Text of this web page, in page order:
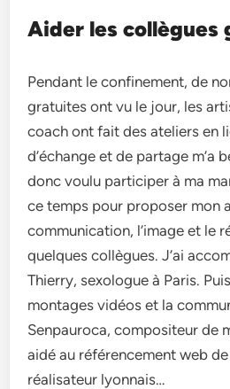
Aider les
Pendant le confinement, de
gratuites ont vu le jour, les
coach ont fait des ateliers en
d’échange et de partage m’a
donc voulu participer à ma
ce temps pour proposer mon
communication, l’image et le
quelques collègues. J’ai
Thierry, sexologue à Paris.
montages vidéos et la
Senpauroca, compositeur de
aidé au référencement web
réalisateur lyonnais…